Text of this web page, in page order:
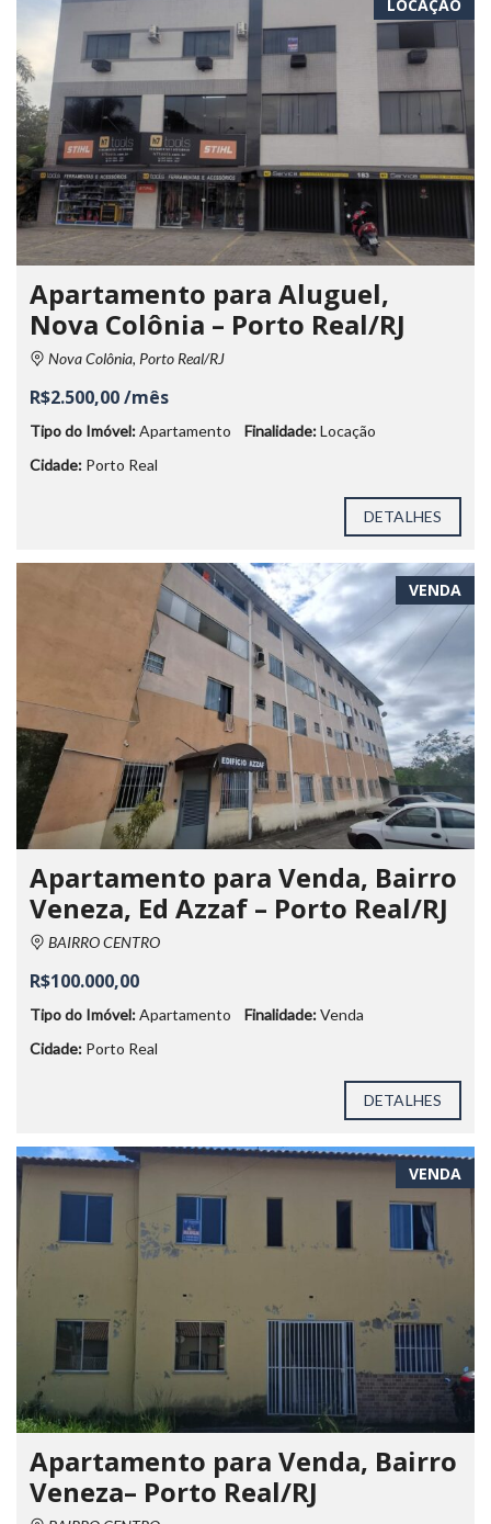
LOCAÇÃO
Apartamento para Aluguel,
Nova Colônia – Porto Real/RJ
Nova Colônia, Porto Real/RJ
R$2.500,00 /mês
Tipo do Imóvel:Apartamento Finalidade:Locação
Cidade: Porto Real
DETALHES
VENDA
Apartamento para Venda, Bairro
Veneza, Ed Azzaf – Porto Real/RJ
BAIRRO CENTRO
R$100.000,00
Tipo do Imóvel:Apartamento Finalidade:Venda
Cidade: Porto Real
DETALHES
VENDA
Apartamento para Venda, Bairro
Veneza– Porto Real/RJ